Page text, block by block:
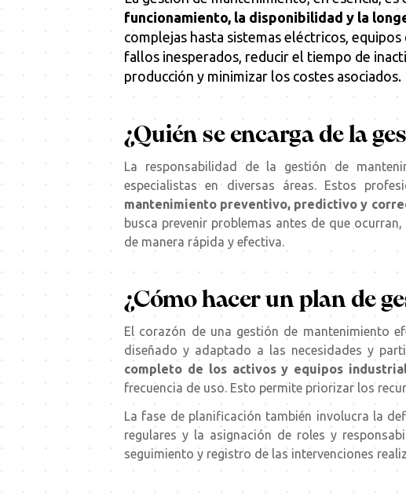
funcionamiento, la disponibilidad y la
complejas hasta sistemas eléctricos,
fallos inesperados, reducir el tiempo de
producción y minimizar los costes asociados.
¿Quién se encarga de la
La responsabilidad de la gestión de
especialistas en diversas áreas. Estos
mantenimiento preventivo, predictivo y
busca prevenir problemas antes de que
de manera rápida y efectiva.
¿Cómo hacer un plan de
El corazón de una gestión de mantenimiento
diseñado y adaptado a las necesidades y
completo de los activos y equipos
frecuencia de uso. Esto permite priorizar los
La fase de planificación también involucra la
regulares y la asignación de roles y
seguimiento y registro de las intervenciones